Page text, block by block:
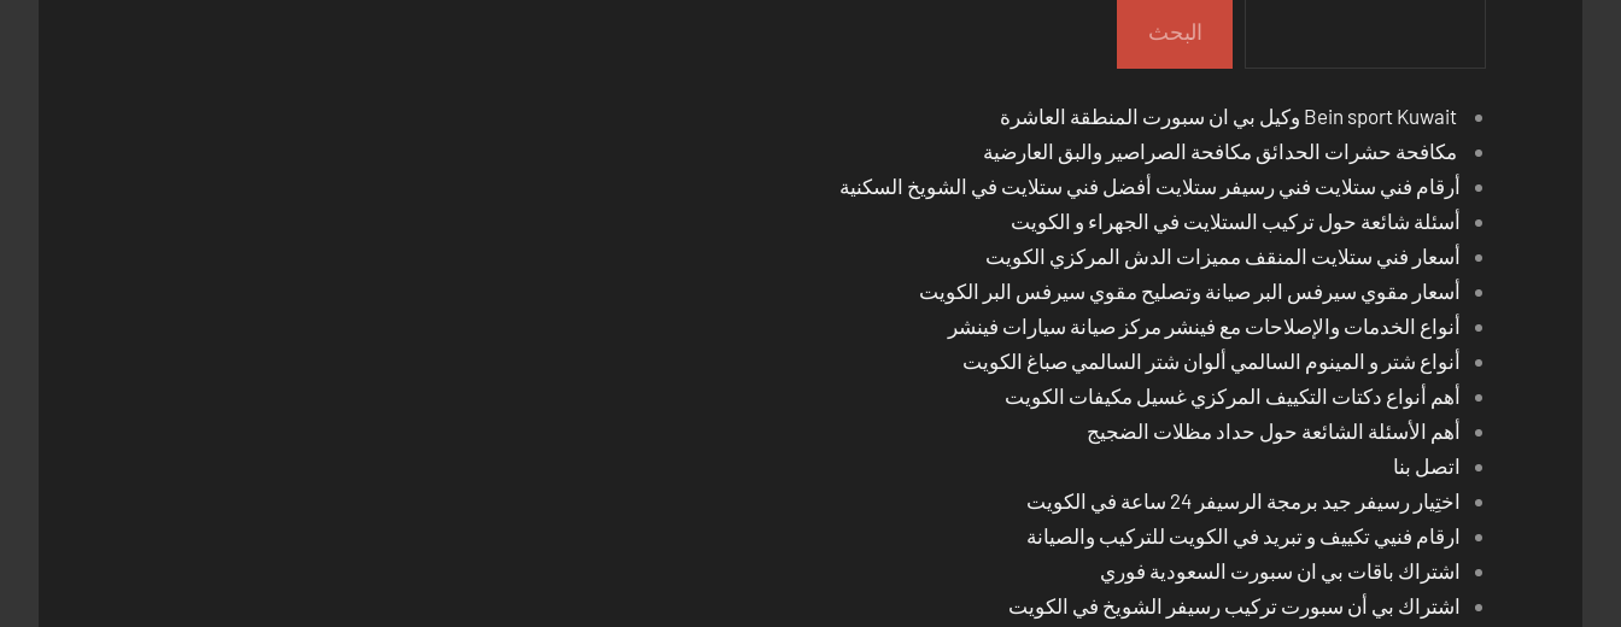
البحث
Bein sport Kuwait وكيل بي ان سبورت المنطقة العاشرة
مكافحة حشرات الحدائق مكافحة الصراصير والبق العارضية
أرقام فني ستلايت فني رسيفر ستلايت أفضل فني ستلايت في الشويخ السكنية
أسئلة شائعة حول تركيب الستلايت في الجهراء و الكويت
أسعار فني ستلايت المنقف مميزات الدش المركزي الكويت
أسعار مقوي سيرفس البر صيانة وتصليح مقوي سيرفس البر الكويت
أنواع الخدمات والإصلاحات مع فينشر مركز صيانة سيارات فينشر
أنواع شتر و المينوم السالمي ألوان شتر السالمي صباغ الكويت
أهم أنواع دكتات التكييف المركزي غسيل مكيفات الكويت
أهم الأسئلة الشائعة حول حداد مظلات الضجيج
اتصل بنا
اختِيار رسيفر جيد برمجة الرسيفر 24 ساعة في الكويت
ارقام فنيي تكييف و تبريد في الكويت للتركيب والصيانة
اشتراك باقات بي ان سبورت السعودية فوري
اشتراك بي أن سبورت تركيب رسيفر الشويخ في الكويت